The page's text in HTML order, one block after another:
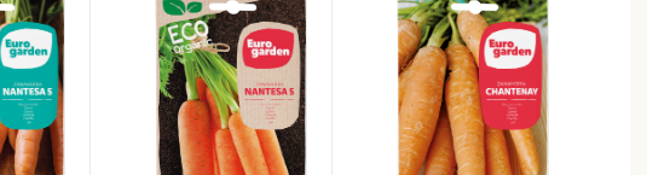
Zanahoria Nantesa
Zanahoria
Chantenay